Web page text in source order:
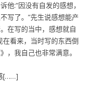
他:“因没有自发的感想，
写了。”先生说感想能产
在写的当中，感想就自
看来，当时写的东西倒
，我自己也非常满意。
[……]